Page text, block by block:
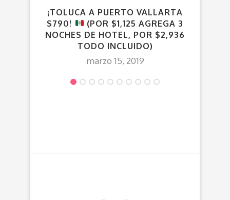
¡TOLUCA A PUERTO VALLARTA
$790!
(POR $1,125 AGREGA 3
NOCHES DE HOTEL, POR $2,936
TODO INCLUIDO)
marzo 15, 2019